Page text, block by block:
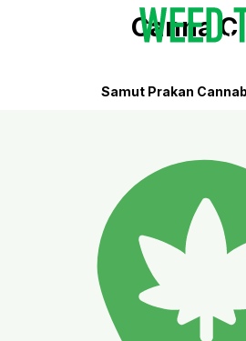
Canna
Samut Prakan